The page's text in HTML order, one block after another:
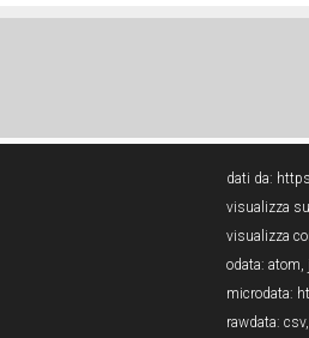
dati da:
visualizza
visualizza
odata: atom,
microdata:
rawdata: csv,